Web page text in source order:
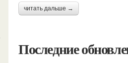
читать дальше →
Последние